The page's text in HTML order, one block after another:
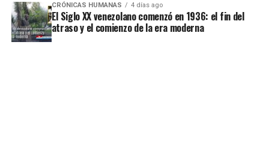
CRÓNICAS HUMANAS 4 días ago
El Siglo XX venezolano comenzó en 1936: el fin del
atraso y el comienzo de la era moderna